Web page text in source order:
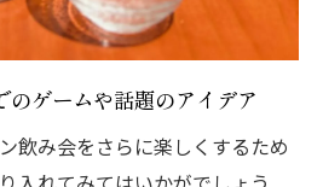
のゲームや話題のアイデア
飲み会をさらに楽しくするため